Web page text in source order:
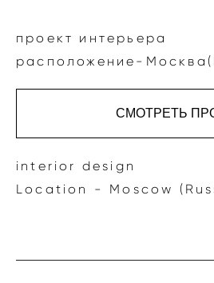
проект интерьера
расположение-
СМОТРЕТЬ
interior design
Location - Moscow